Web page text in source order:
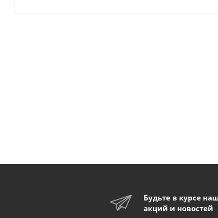
Будьте в курсе
акций и новостей